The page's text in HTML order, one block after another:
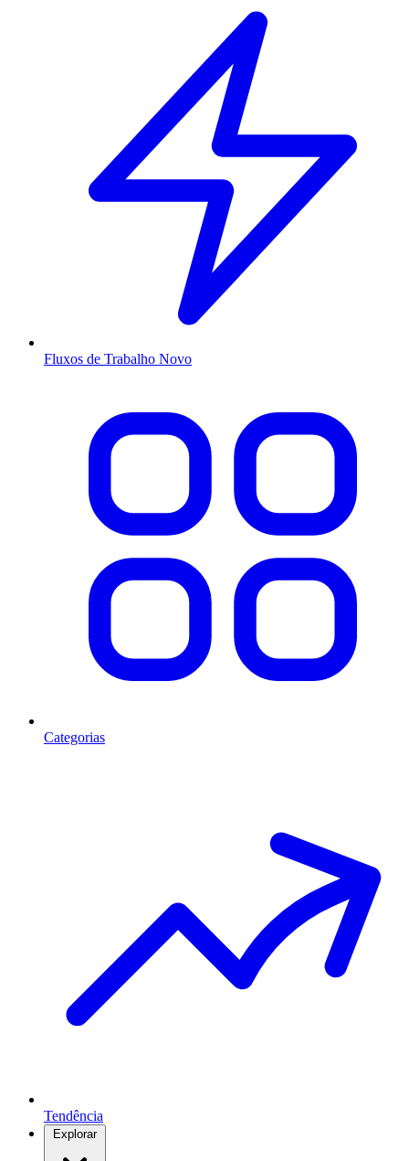
Fluxos de Trabalho Novo
Categorias
Tendência
Explorar